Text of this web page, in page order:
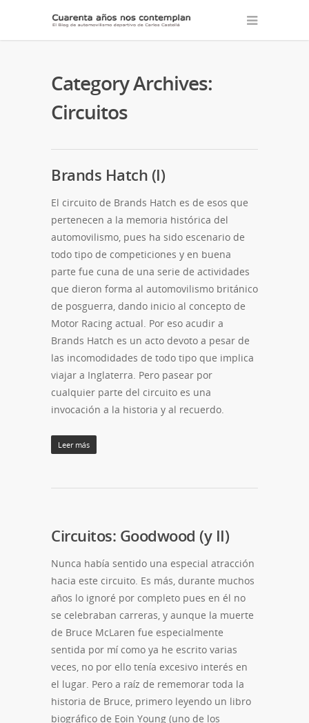
Category Archives:
Circuitos
Brands Hatch (I)
El circuito de Brands Hatch es de esos que
pertenecen a la memoria histórica del
automovilismo, pues ha sido escenario de
todo tipo de competiciones y en buena
parte fue cuna de una serie de actividades
que dieron forma al automovilismo británico
de posguerra, dando inicio al concepto de
Motor Racing actual. Por eso acudir a
Brands Hatch es un acto devoto a pesar de
las incomodidades de todo tipo que implica
viajar a Inglaterra. Pero pasear por
cualquier parte del circuito es una
invocación a la historia y al recuerdo.
Leer más
Circuitos: Goodwood (y II)
Nunca había sentido una especial atracción
hacia este circuito. Es más, durante muchos
años lo ignoré por completo pues en él no
se celebraban carreras, y aunque la muerte
de Bruce McLaren fue especialmente
sentida por mí como ya he escrito varias
veces, no por ello tenía excesivo interés en
el lugar. Pero a raíz de rememorar toda la
historia de Bruce, primero leyendo un libro
biográfico de Eoin Young (uno de los